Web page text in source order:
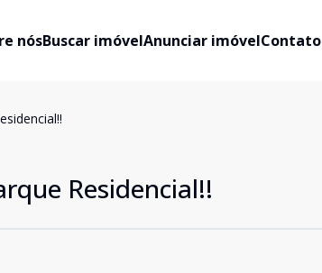
nósBuscar imóvelAnunciar imóvelContato
Residencial!!